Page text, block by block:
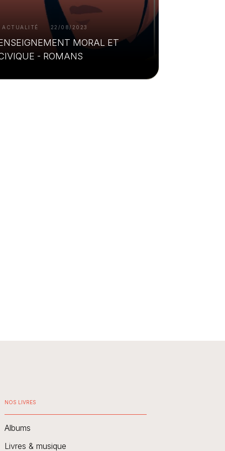
ACTUALITÉ 22/08/2023
MORAL ET
- ROMANS
NOS LIVRES
Albums
Livres & musique